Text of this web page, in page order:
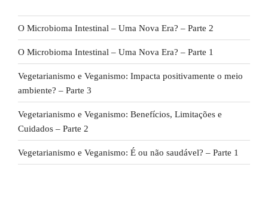
O Microbioma Intestinal – Uma Nova Era? – Parte 2
O Microbioma Intestinal – Uma Nova Era? – Parte 1
Vegetarianismo e Veganismo: Impacta positivamente o meio
ambiente? – Parte 3
Vegetarianismo e Veganismo: Benefícios, Limitações e
Cuidados – Parte 2
Vegetarianismo e Veganismo: É ou não saudável? – Parte 1